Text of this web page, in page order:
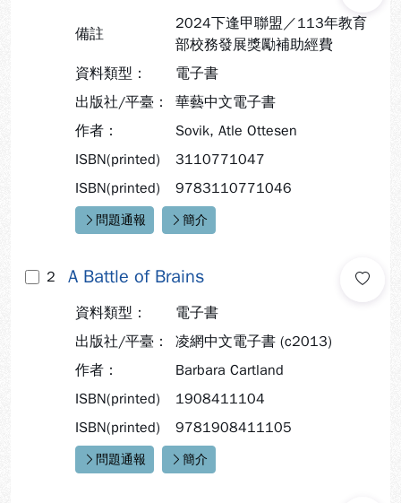
備註
2024下逢甲聯盟／113年教育
部校務發展獎勵補助經費
資料類型：
電子書
出版社/平臺：
華藝中文電子書
作者：
Sovik, Atle Ottesen
ISBN(printed)
3110771047
ISBN(printed)
9783110771046
快速連結：
問題通報 簡介
2 A Battle of Brains
資料類型：
電子書
出版社/平臺：
凌網中文電子書 (c2013)
作者：
Barbara Cartland
ISBN(printed)
1908411104
ISBN(printed)
9781908411105
快速連結：
問題通報 簡介